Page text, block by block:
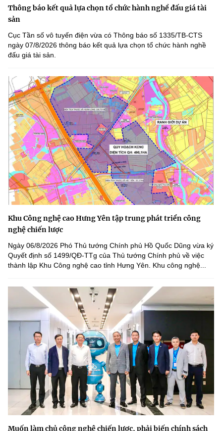
Thông báo kết quả lựa chọn tổ chức hành nghề đấu giá tài
sản
Cục Tần số vô tuyến điện vừa có Thông báo số 1335/TB-CTS
ngày 07/8/2026 thông báo kết quả lựa chọn tổ chức hành nghề
đấu giá tài sản.
Khu Công nghệ cao Hưng Yên tập trung phát triển công
nghệ chiến lược
Ngày 06/8/2026 Phó Thủ tướng Chính phủ Hồ Quốc Dũng vừa ký
Quyết định số 1499/QĐ-TTg của Thủ tướng Chính phủ về việc
thành lập Khu Công nghệ cao tỉnh Hưng Yên. Khu công nghệ...
Muốn làm chủ công nghệ chiến lược, phải biến chính sách